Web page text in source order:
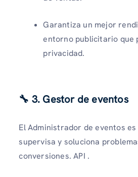
Garantiza un mejor
entorno publicitario que
privacidad.
🔧 3. Gestor de eventos
El Administrador de eventos
supervisa y soluciona
conversiones. API .